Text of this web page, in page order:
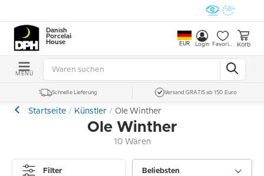
Danish
Porcelain
House
EUR Login Favoriten Korb
MENÜ
Schnelle Lieferung Versand GRATIS ab 150 Euro
Startseite Künstler Ole Winther
Ole Winther
10 Waren
Filter Beliebsten